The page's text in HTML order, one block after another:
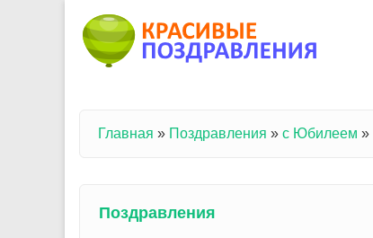
Вы здесь
Главная » Поздравления » с Юбилеем »
Поздравления